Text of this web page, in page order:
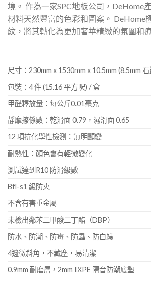
境。 作為一家SPC地板公司，DeHome
材料天然豐富的色彩和圖案。 DeHome
紋，將其轉化為更加奢華精緻的氛圍和
尺寸：230mm x 1530mm x 10.5mm (8.5mm
包裝：4 件 (15.16 平方呎) / 盒
甲醛釋放量：每公斤0.01毫克
靜摩擦係數：乾滑面 0.79，濕滑面 0.65
12 項抗化學性檢測：無明顯變
耐熱性：顏色會有輕微變化
測試達到R10 防滑級數
Bfl-s1 級防火
不含有害重金屬
未檢出鄰苯二甲酸二丁酯（DBP）
防水、防潮、防霉、防蟲、防白蟻
4邊微斜角，不藏塵，易清潔
0.9mm 耐磨層，2mm IXPE 隔音防潮底墊